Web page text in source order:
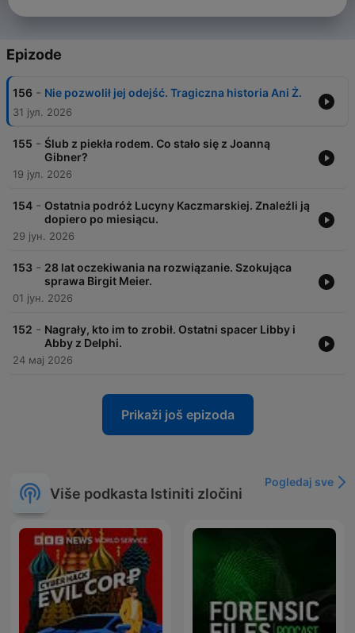
Epizode
156 - Nie pozwolił jej odejść. Tragiczna historia Ani Ż.
31 јул. 2026
155 - Ślub z piekła rodem. Co stało się z Joanną
Gibner?
19 јул. 2026
154 - Ostatnia podróż Lucyny Kaczmarskiej. Znaleźli ją
dopiero po miesiącu.
29 јун. 2026
153 - 28 lat oczekiwania na rozwiązanie. Szokująca
sprawa Birgit Meier.
01 јун. 2026
152 - Nagrały, kto im to zrobił. Ostatni spacer Libby i
Abby z Delphi.
24 мај 2026
Prikaži još epizoda
Više podkasta Istiniti zločini
Pogledaj sve